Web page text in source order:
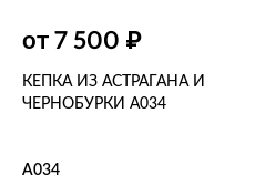
от 7 500 ₽
КЕПКА ИЗ АСТРАГАНА И
ЧЕРНОБУРКИ А034
А034